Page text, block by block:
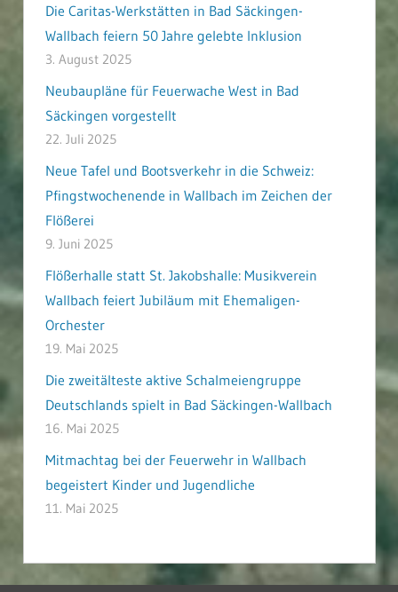
Die Caritas-Werkstätten in Bad Säckingen-
Wallbach feiern 50 Jahre gelebte Inklusion
3. August 2025
Neubaupläne für Feuerwache West in Bad
Säckingen vorgestellt
22. Juli 2025
Neue Tafel und Bootsverkehr in die Schweiz:
Pfingstwochenende in Wallbach im Zeichen der
Flößerei
9. Juni 2025
Flößerhalle statt St. Jakobshalle: Musikverein
Wallbach feiert Jubiläum mit Ehemaligen-
Orchester
19. Mai 2025
Die zweitälteste aktive Schalmeiengruppe
Deutschlands spielt in Bad Säckingen-Wallbach
16. Mai 2025
Mitmachtag bei der Feuerwehr in Wallbach
begeistert Kinder und Jugendliche
11. Mai 2025